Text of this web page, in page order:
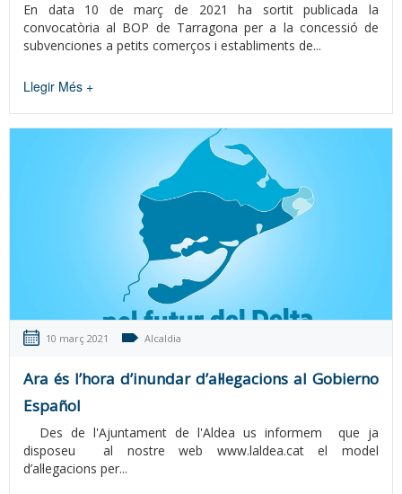
En data 10 de març de 2021 ha sortit publicada la
convocatòria al BOP de Tarragona per a la concessió de
subvenciones a petits comerços i establiments de...
Llegir Més +
10 març 2021 Alcaldia
Ara és l’hora d’inundar d’al·legacions al Gobierno
Español
Des de l'Ajuntament de l'Aldea us informem que ja
disposeu al nostre web www.laldea.cat el model
d’al·legacions per...